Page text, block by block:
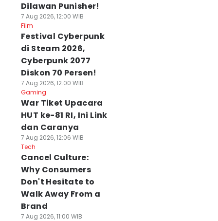
Dilawan Punisher!
7 Aug 2026, 12:00 WIB
Film
Festival Cyberpunk
di Steam 2026,
Cyberpunk 2077
Diskon 70 Persen!
7 Aug 2026, 12:00 WIB
Gaming
War Tiket Upacara
HUT ke-81 RI, Ini Link
dan Caranya
7 Aug 2026, 12:06 WIB
Tech
Cancel Culture:
Why Consumers
Don't Hesitate to
Walk Away From a
Brand
7 Aug 2026, 11:00 WIB